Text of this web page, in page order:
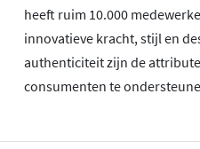
heeft ruim 10.000
innovatieve kracht, stijl en
authenticiteit zijn de
consumenten te